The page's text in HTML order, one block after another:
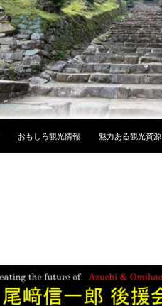
おもしろ観光情報 魅力ある観光資源